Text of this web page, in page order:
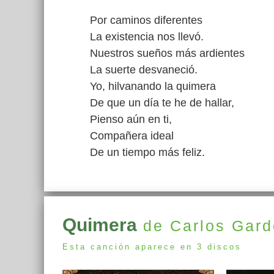
Por caminos diferentes
La existencia nos llevó.
Nuestros sueños más ardientes
La suerte desvaneció.
Yo, hilvanando la quimera
De que un día te he de hallar,
Pienso aún en ti,
Compañera ideal
De un tiempo más feliz.
Quimera de Carlos
Esta canción aparece en 3 discos